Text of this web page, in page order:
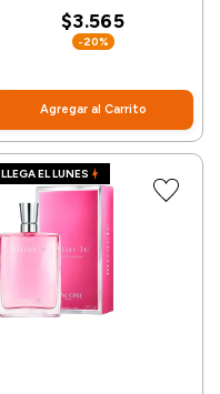
$3.565
-20%
Agregar al Carrito
LLEGA EL LUNES